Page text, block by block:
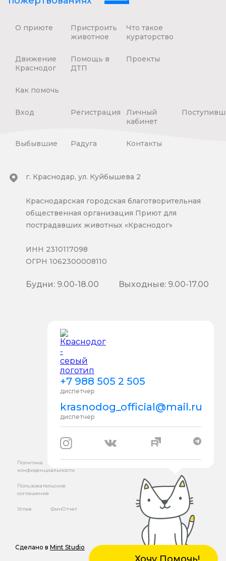
О приюте
Пристроить
животное
Что такое
кураторство
Движение
Краснодог
Помощь в
ДТП
Проекты
Как помочь
Вход Регистрация
Личный
кабинет
Выбывшие Радуга Контакты
+7 988 505 2 505
диспетчер
krasnodog_official@mail.ru
диспетчер
г. Краснодар, ул. Куйбышева 2
Краснодарская городская благотворительная
общественная организация Приют для
пострадавших животных «Краснодог»
ИНН 2310117098
ОГРН 1062300008110
Будни: 9.00-18.00 Выходные: 9.00-17.00
Политика
конфиденциальности
Пользовательское
соглашение
Устав ФинОтчет
Сделано в Mint Studio